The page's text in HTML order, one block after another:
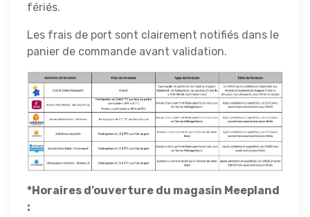
fériés.
Les frais de port sont clairement notifiés dans le
panier de commande avant validation.
*Horaires d’ouverture du magasin Meepland
: